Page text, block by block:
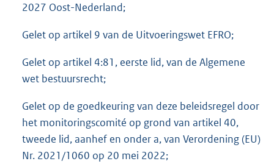
2027 Oost-Nederland;
Gelet op artikel 9 van de Uitvoeringswet EFRO;
Gelet op artikel 4:81, eerste lid, van de Algemene
wet bestuursrecht;
Gelet op de goedkeuring van deze beleidsregel door
het monitoringscomité op grond van artikel 40,
tweede lid, aanhef en onder a, van Verordening (EU)
Nr. 2021/1060 op 20 mei 2022;